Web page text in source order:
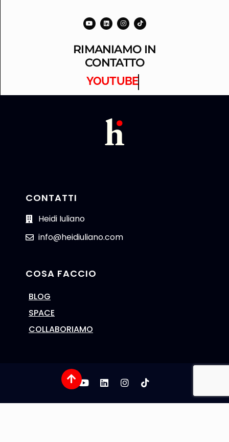
RIMANIAMO IN
CONTATTO
YOUTUBE
CONTATTI
Heidi Iuliano
info@heidiuliano.com
COSA FACCIO
BLOG
SPACE
COLLABORIAMO